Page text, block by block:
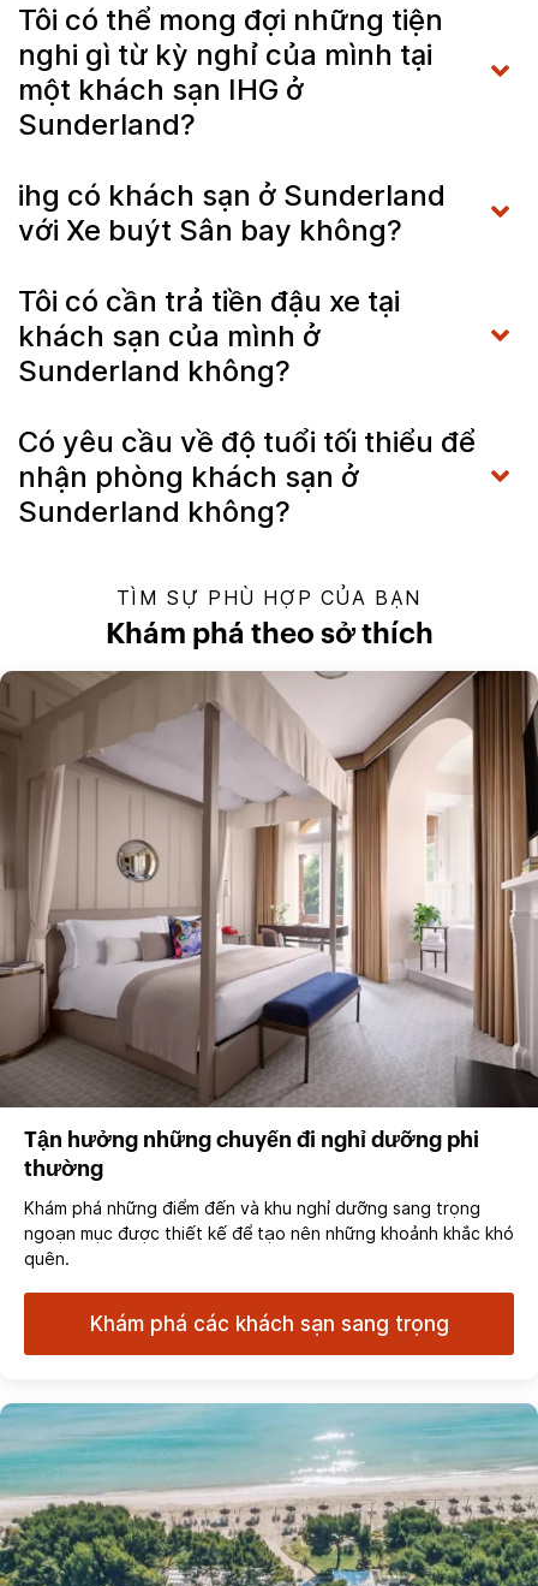
Tôi có thể mong đợi những tiện
nghi gì từ kỳ nghỉ của mình tại
một khách sạn IHG ở
Sunderland?
ihg có khách sạn ở Sunderland
với Xe buýt Sân bay không?
Tôi có cần trả tiền đậu xe tại
khách sạn của mình ở
Sunderland không?
Có yêu cầu về độ tuổi tối thiểu để
nhận phòng khách sạn ở
Sunderland không?
TÌM SỰ PHÙ HỢP CỦA BẠN
Khám phá theo sở thích
Tận hưởng những chuyến đi nghỉ dưỡng phi
thường
Khám phá những điểm đến và khu nghỉ dưỡng sang trọng
ngoạn mục được thiết kế để tạo nên những khoảnh khắc khó
quên.
Khám phá các khách sạn sang trọng